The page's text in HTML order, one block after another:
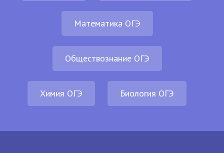
Математика ОГЭ
Обществознание ОГЭ
Химия ОГЭ Биология ОГЭ